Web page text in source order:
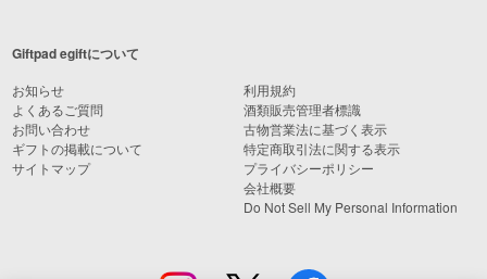
Giftpad egiftについて
お知らせ
よくあるご質問
お問い合わせ
ギフトの掲載について
サイトマップ
利用規約
酒類販売管理者標識
古物営業法に基づく表示
特定商取引法に関する表示
プライバシーポリシー
会社概要
Do Not Sell My Personal Information